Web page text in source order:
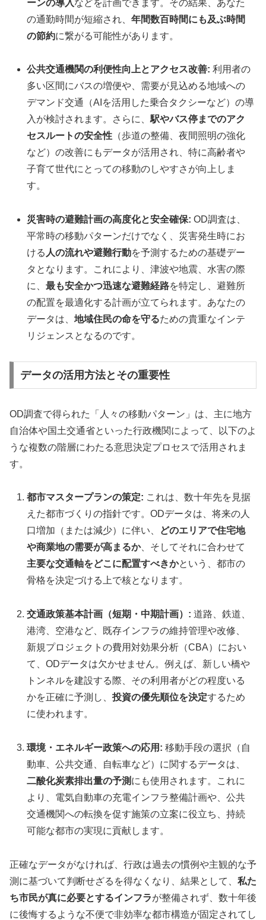
ーンの導入などを計画できます。その結果、あなた
の通勤時間が短縮され、年間数百時間にも及ぶ時間
の節約に繋がる可能性があります。
公共交通機関の利便性向上とアクセス改善: 利用者の
多い区間にバスの増便や、需要が見込める地域への
デマンド交通（AIを活用した乗合タクシーなど）の導
入が検討されます。さらに、駅やバス停までのアク
セスルートの安全性 （歩道の整備、夜間照明の強化
など）の改善にもデータが活用され、特に高齢者や
子育て世代にとっての移動のしやすさが向上しま
す。
災害時の避難計画の高度化と安全確保: OD調査は、
平常時の移動パターンだけでなく、災害発生時にお
ける 人の流れや避難行動を予測するための基礎デー
タとなります。これにより、津波や地震、水害の際
に、最も安全かつ迅速な避難経路を特定し、避難所
の配置を最適化する計画が立てられます。あなたの
データは、地域住民の命を守るための貴重なインテ
リジェンスとなるのです。
データの活用方法とその重要性
OD調査で得られた「人々の移動パターン」は、主に地方
自治体や国土交通省といった行政機関によって、以下のよ
うな複数の階層にわたる意思決定プロセスで活用されま
す。
都市マスタープランの策定: これは、数十年先を見据
えた都市づくりの指針です。ODデータは、将来の人
口増加（または減少）に伴い、
どのエリアで住宅地
や商業地の需要が高まるか、そしてそれに合わせて
主要な交通軸をどこに配置すべきかという、都市の
骨格を決定づける上で核となります。
交通政策基本計画（短期・中期計画）: 道路、鉄道、
港湾、空港など、既存インフラの維持管理や改修、
新規プロジェクトの費用対効果分析（CBA）におい
て、ODデータは欠かせません。例えば、新しい橋や
トンネルを建設する際、その利用者がどの程度いる
かを正確に予測し、投資の優先順位を決定するため
に使われます。
環境・エネルギー政策への応用: 移動手段の選択（自
動車、公共交通、自転車など）に関するデータは、
二酸化炭素排出量の予測 にも使用されます。これに
より、電気自動車の充電インフラ整備計画や、公共
交通機関への転換を促す施策の立案に役立ち、持続
可能な都市の実現に貢献します。
正確なデータがなければ、行政は過去の慣例や主観的な予
測に基づいて判断せざるを得なくなり、結果として、 私た
ち市民が真に必要とするインフラが整備されず、数十年後
に後悔するような不便で非効率な都市構造が固定されてし